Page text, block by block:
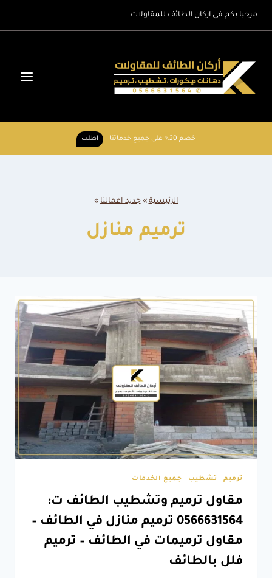
مرحبا بكم في اركان الطائف للمقاولات
خصم 20% على جميع خدماتنا اطلب
الرئيسية »جديد اعمالنا »
ترميم منازل
ترميم| تشطيب جميع الخدمات
مقاول ترميم وتشطيب الطائف ت:
0566631564 ترميم منازل في الطائف –
مقاول ترميمات في الطائف – ترميم
فلل بالطائف